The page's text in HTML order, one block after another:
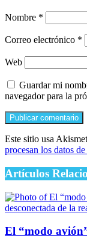
Nombre *
Correo electrónico *
Web
Guardar mi
navegador para la
Este sitio usa
procesan los datos
Artículos
El “modo